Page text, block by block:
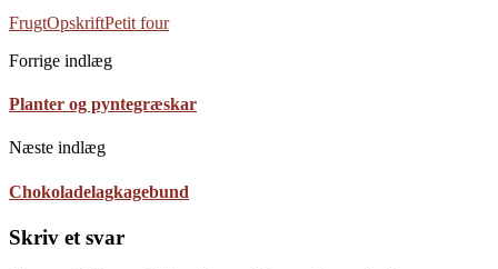
FrugtOpskriftPetit four
Forrige indlæg
Planter og pyntegræskar
Næste indlæg
Chokoladelagkagebund
Skriv et svar